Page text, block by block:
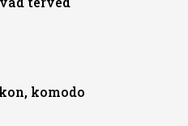
komodo